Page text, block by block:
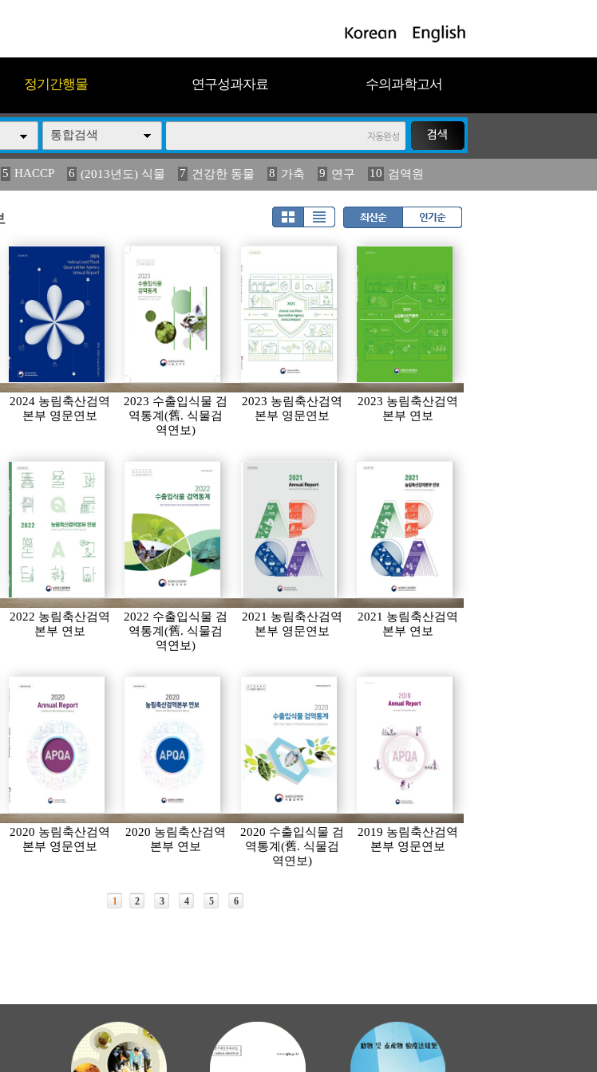
정기간행물 연구성과자료 수의과학고서
통합검색
5 HACCP 6 (2013년도) 식물 7 건강한 동물 8 가축 9 연구 10 검역원
(2013년도) 식 15 구제역 16 관리 17 연보 18 2023 19 농림수산
2024 농림축산검역
본부 영문연보
2023 수출입식물 검
역통계(舊. 식물검
역연보)
2023 농림축산검역
본부 영문연보
2023 농림축산검역
본부 연보
2022 농림축산검역
본부 연보
2022 수출입식물 검
역통계(舊. 식물검
역연보)
2021 농림축산검역
본부 영문연보
2021 농림축산검역
본부 연보
2020 농림축산검역
본부 영문연보
2020 농림축산검역
본부 연보
2020 수출입식물 검
역통계(舊. 식물검
역연보)
2019 농림축산검역
본부 영문연보
1 2 3 4 5 6